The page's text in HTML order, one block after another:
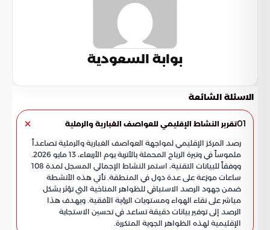
بوابة السعودية
الاسئلة الشائعة
01تقرير النشاط الإقليمي للعواصف الغبارية والرملية
رصد المركز الإقليمي لمواجهة العواصف الغبارية والرملية تصاعداً
ملموساً في وتيرة الرياح المحملة بالأتربة يوم الأربعاء، 13 مايو 2026.
ووفقاً للبيانات التقنية، استمر النشاط الإجمالي المسجل لمدة 108
ساعات موزعة على عدة دول في المنطقة. تأتي هذه الأنشطة
ضمن جهود الرصد الاستباقي للظواهر المناخية التي تؤثر بشكل
مباشر على نقاء الهواء ومستويات الرؤية الأفقية. ويهدف هذا
الرصد إلى توفير بيانات دقيقة تساعد في تحسين الاستجابة
الإقليمية لهذه الظواهر الجوية المتكررة.